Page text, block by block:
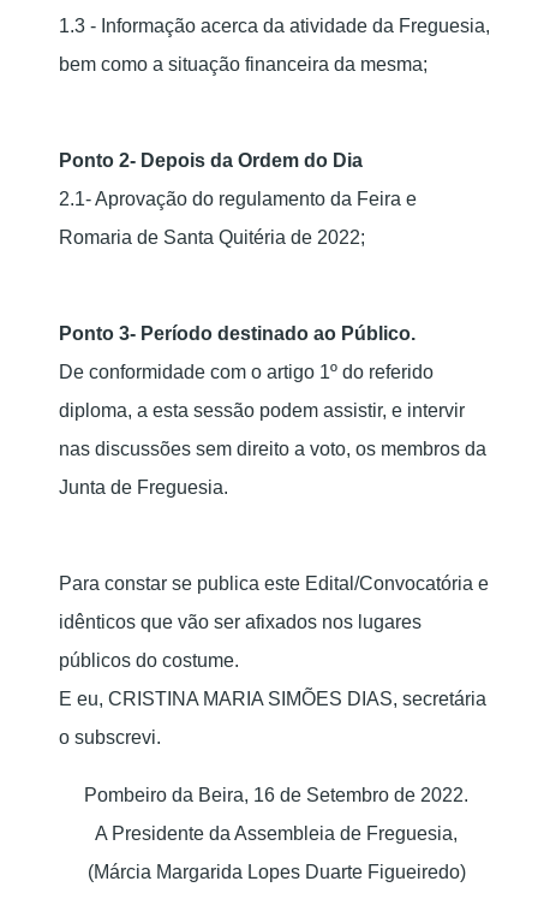
1.3 - Informação acerca da atividade da Freguesia,
bem como a situação financeira da mesma;
Ponto 2- Depois da Ordem do Dia
2.1- Aprovação do regulamento da Feira e
Romaria de Santa Quitéria de 2022;
Ponto 3- Período destinado ao Público.
De conformidade com o artigo 1º do referido
diploma, a esta sessão podem assistir, e intervir
nas discussões sem direito a voto, os membros da
Junta de Freguesia.
Para constar se publica este Edital/Convocatória e
idênticos que vão ser afixados nos lugares
públicos do costume.
E eu, CRISTINA MARIA SIMÕES DIAS, secretária
o subscrevi.
Pombeiro da Beira, 16 de Setembro de 2022.
A Presidente da Assembleia de Freguesia,
(Márcia Margarida Lopes Duarte Figueiredo)